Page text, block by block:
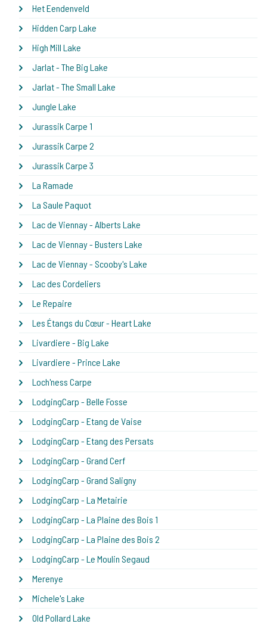
Het Eendenveld
Hidden Carp Lake
High Mill Lake
Jarlat - The Big Lake
Jarlat - The Small Lake
Jungle Lake
Jurassik Carpe 1
Jurassik Carpe 2
Jurassik Carpe 3
La Ramade
La Saule Paquot
Lac de Viennay - Alberts Lake
Lac de Viennay - Busters Lake
Lac de Viennay - Scooby's Lake
Lac des Cordeliers
Le Repaire
Les Étangs du Cœur - Heart Lake
Livardiere - Big Lake
Livardiere - Prince Lake
Loch'ness Carpe
LodgingCarp - Belle Fosse
LodgingCarp - Etang de Vaise
LodgingCarp - Etang des Persats
LodgingCarp - Grand Cerf
LodgingCarp - Grand Saligny
LodgingCarp - La Metairie
LodgingCarp - La Plaine des Bois 1
LodgingCarp - La Plaine des Bois 2
LodgingCarp - Le Moulin Segaud
Merenye
Michele's Lake
Old Pollard Lake